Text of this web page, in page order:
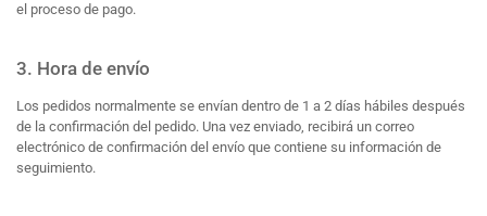
el proceso de pago.
3. Hora de envío
Los pedidos normalmente se envían dentro de 1 a 2 días hábiles después
de la confirmación del pedido. Una vez enviado, recibirá un correo
electrónico de confirmación del envío que contiene su información de
seguimiento.